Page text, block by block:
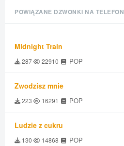
POWIĄZANE DZWONKI NA TELEFON
Midnight Train
287 22910 POP
Zwodzisz mnie
223 16291 POP
Ludzie z cukru
130 14868 POP